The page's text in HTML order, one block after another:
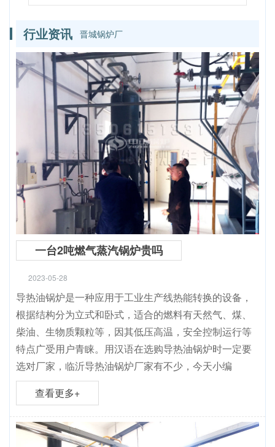
行业资讯 晋城锅炉厂
一台2吨燃气蒸汽锅炉贵吗
2023-05-28
导热油锅炉是一种应用于工业生产线热能转换的设备，
根据结构分为立式和卧式，适合的燃料有天然气、煤、
柴油、生物质颗粒等，因其低压高温，安全控制运行等
特点广受用户青睐。用汉语在选购导热油锅炉时一定要
选对厂家，临沂导热油锅炉厂家有不少，今天小编
查看更多+